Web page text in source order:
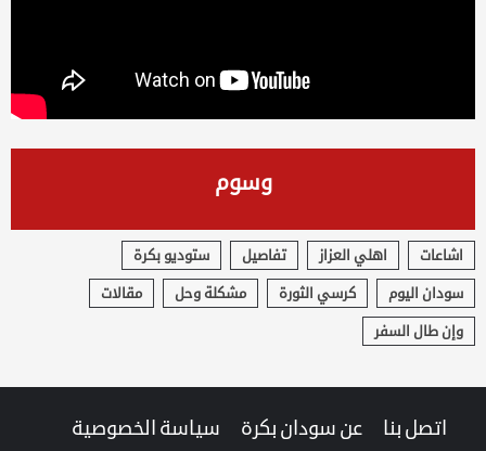
وسوم
اشاعات اهلي العزاز تفاصيل ستوديو بكرة
سودان اليوم كرسي الثورة مشكلة وحل مقالات
وإن طال السفر
اتصل بنا عن سودان بكرة سياسة الخصوصية